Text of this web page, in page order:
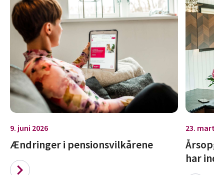
9. juni 2026
Ændringer i pensionsvilkårene
23. marts
har